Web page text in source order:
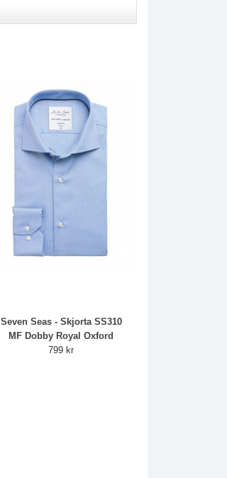
Seven Seas - Skjorta SS310
MF Dobby Royal Oxford
799 kr